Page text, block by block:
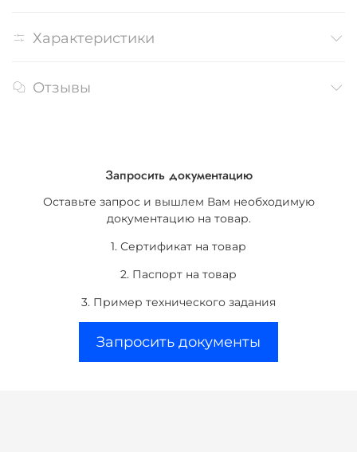
Характеристики
Отзывы
Запросить документацию
Оставьте запрос и вышлем Вам необходимую
документацию на товар.
1. Сертификат на товар
2. Паспорт на товар
3. Пример технического задания
Запросить документы